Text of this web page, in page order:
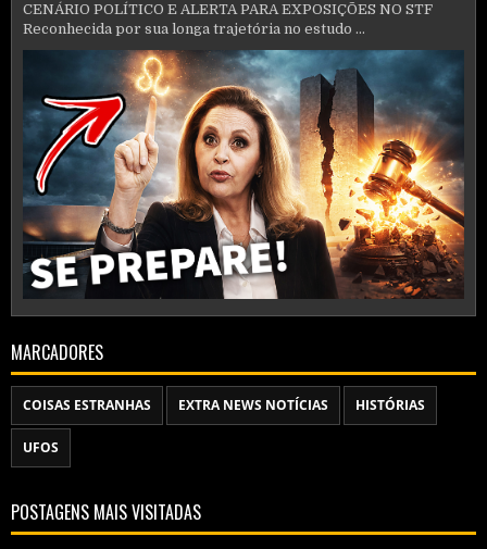
CENÁRIO POLÍTICO E ALERTA PARA EXPOSIÇÕES NO STF
Reconhecida por sua longa trajetória no estudo ...
MARCADORES
COISAS ESTRANHAS EXTRA NEWS NOTÍCIAS HISTÓRIAS
UFOS
POSTAGENS MAIS VISITADAS